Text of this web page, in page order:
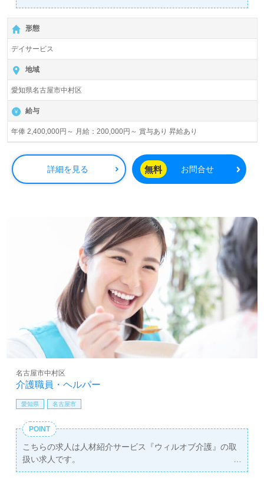
詳細に関してお気軽にご相談ください♪
【無料】で皆さんの転職活動をサポートいたします。
形態
デイサービス
地域
愛知県名古屋市中村区
給与
年俸 2,400,000円～ 月給：200,000円～ 賞与あり 昇給あり
詳細を見る 無料 お問合せ
介護職員・ヘルパー
名古屋市中村区
愛知県 名古屋市
POINT
こちらの求人は人材紹介サービス『ウィルオブ介護』の取
扱い求人です。
詳細に関してお気軽にご相談ください♪